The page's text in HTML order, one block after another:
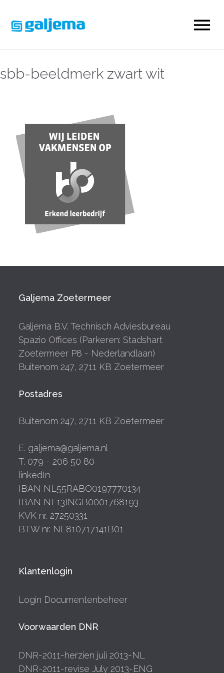
sbb-beeldmerk zwart wit
Galjema Zoetermeer
Galjema B.V. Technisch Adviesbureau
Spazio Offices (Parkeren: Stadshart
Zoetermeer P8 - Nederlandlaan)
Buitenom 247, 2711 KB Zoetermeer
Postadres
Buitenom 247, 2711 KB Zoetermeer
E. galjema@galjema.nl
T. 079 - 206 50 80
linkedIn
IBAN NL55RABO0197770134
IBAN NL13INGB0001768193
KVK nr. 27250331
BTW nr. NL810717141B01
Klantenlogin
Login Documentenbeheer
Voorwaarden DNR
DNR-2011-herzien juli 2013-NL
DNR-2011-revise July 2013-ENG